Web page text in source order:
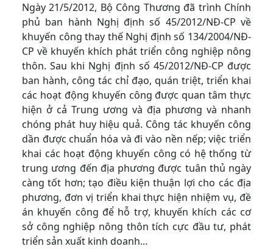
Ngày 21/5/2012, Bộ Công Thương đã trình Chính
phủ ban hành Nghị định số 45/2012/NĐ-CP về
khuyến công thay thế Nghị định số 134/2004/NĐ-
CP về khuyến khích phát triển công nghiệp nông
thôn. Sau khi Nghị định số 45/2012/NĐ-CP được
ban hành, công tác chỉ đạo, quán triệt, triển khai
các hoạt động khuyến công được quan tâm thực
hiện ở cả Trung ương và địa phương và nhanh
chóng phát huy hiệu quả. Công tác khuyến công
dần được chuẩn hóa và đi vào nền nếp; việc triển
khai các hoạt động khuyến công có hệ thống từ
trung ương đến địa phương được tuân thủ ngày
càng tốt hơn; tạo điều kiện thuận lợi cho các địa
phương, đơn vị triển khai thực hiện nhiệm vụ, đề
án khuyến công để hỗ trợ, khuyến khích các cơ
sở công nghiệp nông thôn tích cực đầu tư, phát
triển sản xuất kinh doanh...